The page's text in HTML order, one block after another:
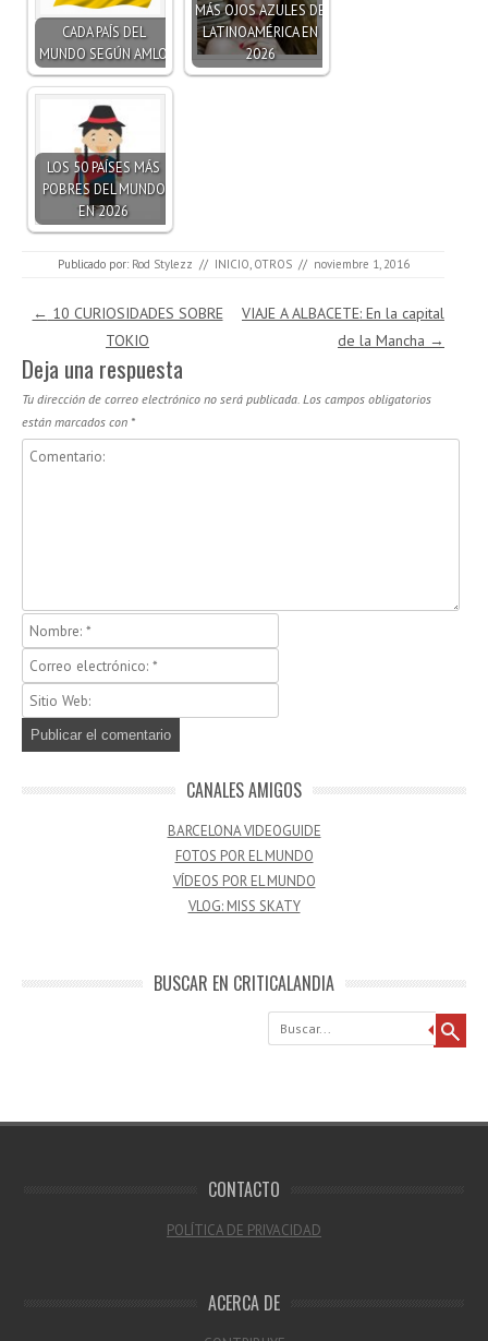
CADA PAÍS DEL
MUNDO SEGÚN AMLO
MÁS OJOS AZULES DE
LATINOAMÉRICA EN
2026
LOS 50 PAÍSES MÁS
POBRES DEL MUNDO
EN 2026
Publicado por: Rod Stylezz // INICIO, OTROS // noviembre 1, 2016
Navegación de entradas
← 10 CURIOSIDADES SOBRE
TOKIO
VIAJE A ALBACETE: En la capital
de la Mancha →
Deja una respuesta
Tu dirección de correo electrónico no será publicada. Los campos obligatorios
están marcados con *
CANALES AMIGOS
BARCELONA VIDEOGUIDE
FOTOS POR EL MUNDO
VÍDEOS POR EL MUNDO
VLOG: MISS SKATY
BUSCAR EN CRITICALANDIA
Buscar
CONTACTO
POLÍTICA DE PRIVACIDAD
ACERCA DE